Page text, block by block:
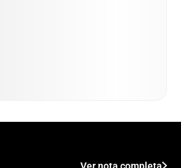
Ver nota completa